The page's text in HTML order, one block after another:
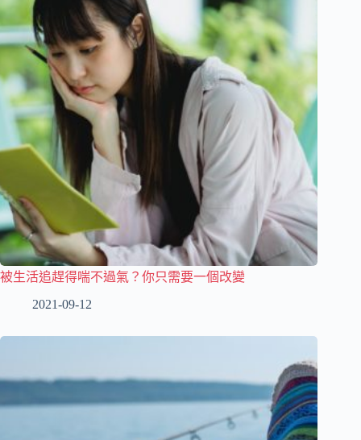
被生活追趕得喘不過氣？你只需要一個改變
2021-09-12